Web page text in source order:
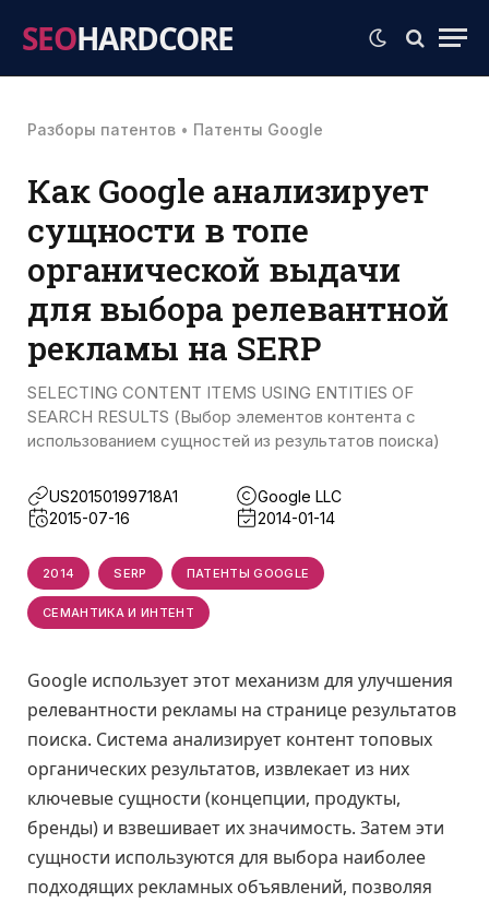
SEOHARDCORE
Разборы патентов • Патенты Google
Как Google анализирует
сущности в топе
органической выдачи
для выбора релевантной
рекламы на SERP
SELECTING CONTENT ITEMS USING ENTITIES OF
SEARCH RESULTS (Выбор элементов контента с
использованием сущностей из результатов поиска)
US20150199718A1
Google LLC
2015-07-16
2014-01-14
2014 SERP ПАТЕНТЫ GOOGLE
СЕМАНТИКА И ИНТЕНТ
Google использует этот механизм для улучшения
релевантности рекламы на странице результатов
поиска. Система анализирует контент топовых
органических результатов, извлекает из них
ключевые сущности (концепции, продукты,
бренды) и взвешивает их значимость. Затем эти
сущности используются для выбора наиболее
подходящих рекламных объявлений, позволяя